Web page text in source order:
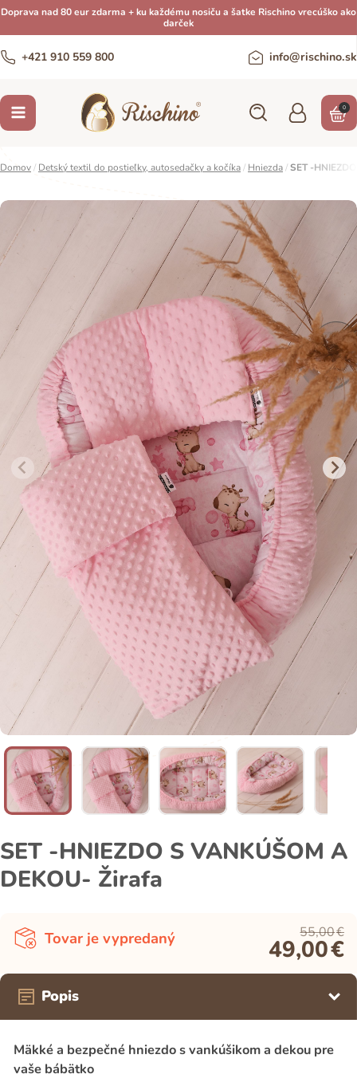
Doprava nad 80 eur zdarma + ku každému nosiču a šatke Rischino vrecúško ako
darček
+421 910 559 800 info@rischino.sk
0
Domov/ Detský textil do postieľky, autosedačky a kočíka/ Hniezda/SET -
SET -HNIEZDO S VANKÚŠOM A
DEKOU- Žirafa
Tovar je vypredaný 55,00€
49,00€
Popis
Mäkké a bezpečné hniezdo s vankúšikom a dekou pre
vaše bábätko